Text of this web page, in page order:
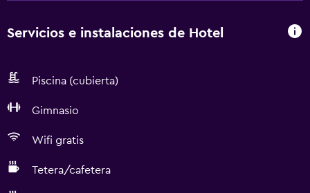
Servicios e instalaciones de Hotel
Piscina (cubierta)
Gimnasio
Wifi gratis
Tetera/cafetera